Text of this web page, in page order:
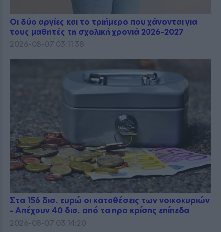
Οι δύο αργίες και το τριήμερο που χάνονται για
τους μαθητές τη σχολική χρονιά 2026-2027
2026-08-07 03:11:38
Στα 156 δισ. ευρώ οι καταθέσεις των νοικοκυριών
- Απέχουν 40 δισ. από τα προ κρίσης επίπεδα
2026-08-07 03:14:20